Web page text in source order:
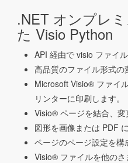
.NET オンプレ
た Visio Python
API 経由で visio ファイル
高品質のファイル形式の
Microsoft Visio® ファイ
リンターに印刷します。
Visio® ページを結合、変
図形を画像または PDF
ページのページ設定を構
Visio® ファイルを他のさ